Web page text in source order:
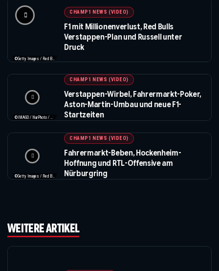
©Getty Images / Red Bull / Formula 1
CHAMP1 NEWS (VIDEO)
F1 mit Millionenverlust, Red Bulls
Verstappen-Plan und Russell unter
Druck
©IMAGO / NurPhoto / Beautiful Sports
CHAMP1 NEWS (VIDEO)
Verstappen-Wirbel, Fahrermarkt-Poker,
Aston-Martin-Umbau und neue F1-
Startzeiten
©Getty Images / Red Bull / XPB Images
CHAMP1 NEWS (VIDEO)
Fahrermarkt-Beben, Hockenheim-
Hoffnung und RTL-Offensive am
Nürburgring
WEITERE ARTIKEL